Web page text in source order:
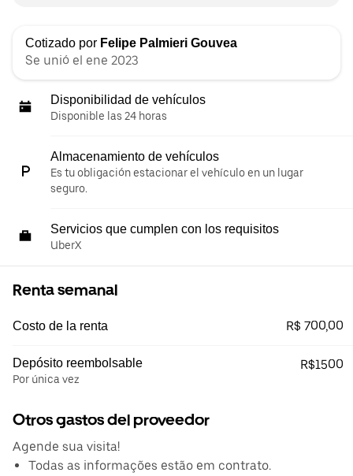
Cotizado por Felipe Palmieri Gouvea
Se unió el ene 2023
Disponibilidad de vehículos
Disponible las 24 horas
Almacenamiento de vehículos
Es tu obligación estacionar el vehículo en un lugar
seguro.
Servicios que cumplen con los requisitos
UberX
Renta semanal
Costo de la renta R$ 700,00
Depósito reembolsable
Por única vez
R$1500
Otros gastos del proveedor
Agende sua visita!
Todas as informações estão em contrato.